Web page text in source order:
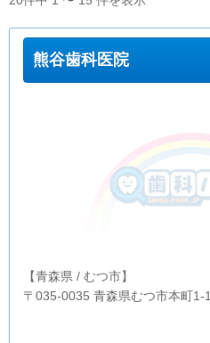
熊谷歯科医院
【青森県 / むつ市】
〒035-0035 青森県むつ市本町1-1